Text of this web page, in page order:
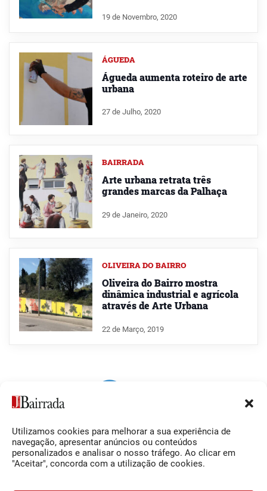
Utilizamos cookies para melhorar a sua experiência de
navegação, apresentar anúncios ou conteúdos
personalizados e analisar o nosso tráfego. Ao clicar em
"Aceitar", concorda com a utilização de cookies.
19 de Novembro, 2020
ÁGUEDA
Águeda aumenta roteiro de arte
urbana
27 de Julho, 2020
BAIRRADA
Arte urbana retrata três
grandes marcas da Palhaça
29 de Janeiro, 2020
OLIVEIRA DO BAIRRO
Oliveira do Bairro mostra
dinâmica industrial e agrícola
através de Arte Urbana
22 de Março, 2019
Siga-nos
Facebook
O Jornal da Bairrada
Contactos